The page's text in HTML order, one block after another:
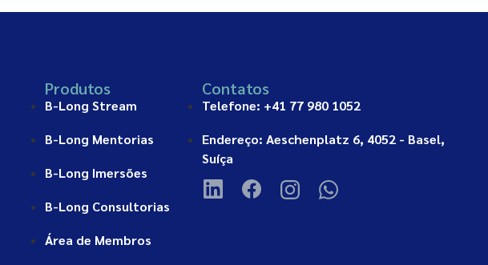
Produtos
B-Long Stream
B-Long Mentorias
B-Long Imersões
B-Long Consultorias
Área de Membros
Contatos
Telefone: +41 77 980 1052
Endereço: Aeschenplatz 6, 4052 - Basel,
Suíça